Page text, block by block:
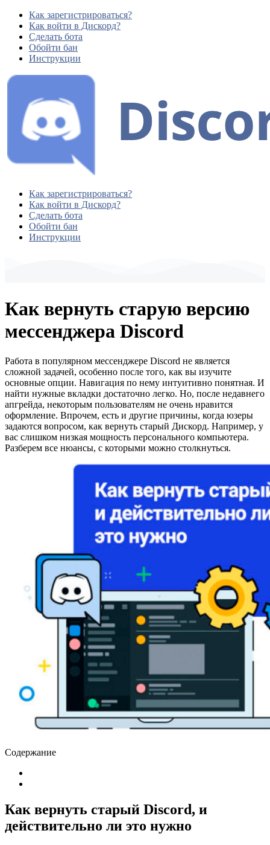
Как зарегистрироваться?
Как войти в Дискорд?
Сделать бота
Обойти бан
Инструкции
Как зарегистрироваться?
Как войти в Дискорд?
Сделать бота
Обойти бан
Инструкции
Как вернуть старую версию
мессенджера Discord
Работа в популярном мессенджере Discord не является
сложной задачей, особенно после того, как вы изучите
основные опции. Навигация по нему интуитивно понятная. И
найти нужные вкладки достаточно легко. Но, после недавнего
апгрейда, некоторым пользователям не очень нравится
оформление. Впрочем, есть и другие причины, когда юзеры
задаются вопросом, как вернуть старый Дискорд. Например, у
вас слишком низкая мощность персонального компьютера.
Разберем все нюансы, с которыми можно столкнуться.
Содержание
Как вернуть старый Discord, и
действительно ли это нужно